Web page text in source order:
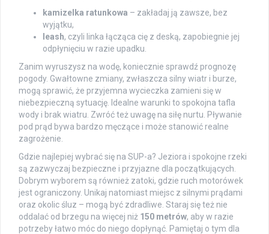
kamizelka ratunkowa – zakładaj ją zawsze, bez
wyjątku,
leash, czyli linka łącząca cię z deską, zapobiegnie jej
odpłynięciu w razie upadku.
Zanim wyruszysz na wodę, koniecznie sprawdź prognozę
pogody. Gwałtowne zmiany, zwłaszcza silny wiatr i burze,
mogą sprawić, że przyjemna wycieczka zamieni się w
niebezpieczną sytuację. Idealne warunki to spokojna tafla
wody i brak wiatru. Zwróć też uwagę na siłę nurtu. Pływanie
pod prąd bywa bardzo męczące i może stanowić realne
zagrożenie.
Gdzie najlepiej wybrać się na SUP-a? Jeziora i spokojne rzeki
są zazwyczaj bezpieczne i przyjazne dla początkujących.
Dobrym wyborem są również zatoki, gdzie ruch motorówek
jest ograniczony. Unikaj natomiast miejsc z silnymi prądami
oraz okolic śluz – mogą być zdradliwe. Staraj się też nie
oddalać od brzegu na więcej niż 150 metrów, aby w razie
potrzeby łatwo móc do niego dopłynąć. Pamiętaj o tym dla